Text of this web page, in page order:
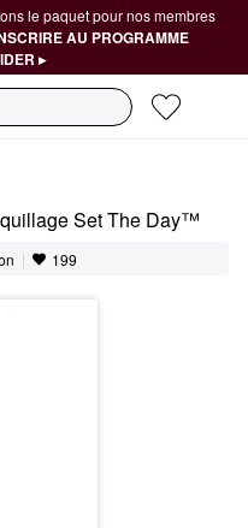
le paquet pour nos membres
AU PROGRAMME
▸
Set The Day™
| 199